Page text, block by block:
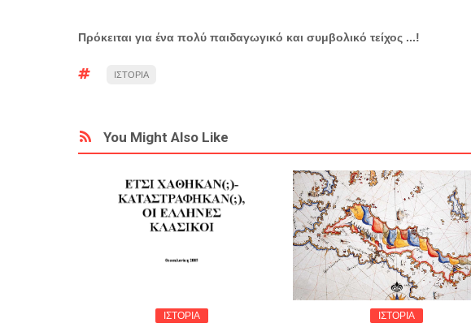
Πρόκειται για ένα πολύ παιδαγωγικό και συμβολικό τείχος ...!
ΙΣΤΟΡΙΑ
You Might Also Like
ΙΣΤΟΡΙΑ ΙΣΤΟΡΙΑ